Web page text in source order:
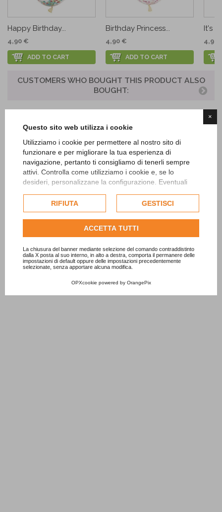
×
Questo sito web utilizza i cookie
Utilizziamo i cookie per permettere al nostro sito di
funzionare e per migliorare la tua esperienza di
navigazione, pertanto ti consigliamo di tenerli sempre
attivi. Controlla come utilizziamo i cookie e, se lo
desideri, personalizzane la configurazione. Eventuali
esclusivamente previa acquisizione del consenso
dell'utente.
Consulta l'informativa cookie completa.
RIFIUTA GESTISCI
ACCETTA TUTTI
La chiusura del banner mediante selezione del comando contraddistinto
dalla X posta al suo interno, in alto a destra, comporta il permanere delle
impostazioni di default oppure delle impostazioni precedentemente
selezionate, senza apportare alcuna modifica.
OPXcookie powered by OrangePix
Happy Birthday...
4,90 €
ADD TO CART
Birthday Princess...
4,90 €
ADD TO CART
It's
4,90
CUSTOMERS WHO BOUGHT THIS PRODUCT ALSO
BOUGHT:
Cornflower Blue...
ADD TO CART
Yellow Dots Latex...
ADD TO CART